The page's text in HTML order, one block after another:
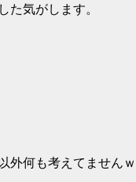
た気がします。
外何も考えてませんｗ